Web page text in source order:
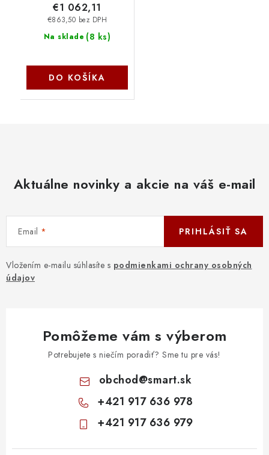
Na sklade (8 ks)
€863,50 bez DPH
€1 062,11
DO KOŠÍKA
Aktuálne novinky a akcie na váš e-mail
Email
Vložením e-mailu súhlasíte s podmienkami ochrany osobných
údajov
PRIHLÁSIŤ SA
Pomôžeme vám s výberom
Potrebujete s niečím poradiť? Sme tu pre vás!
obchod@smart.sk
+421 917 636 978
+421 917 636 979